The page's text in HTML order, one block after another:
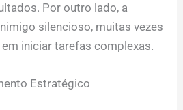
Por outro lado, a
silencioso, muitas vezes
iniciar tarefas complexas.
Estratégico